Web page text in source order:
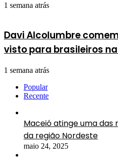
1 semana atrás
Davi Alcolumbre
visto para brasileiros
1 semana atrás
Popular
Recente
Maceió atinge uma
da região Nordeste
maio 24, 2025